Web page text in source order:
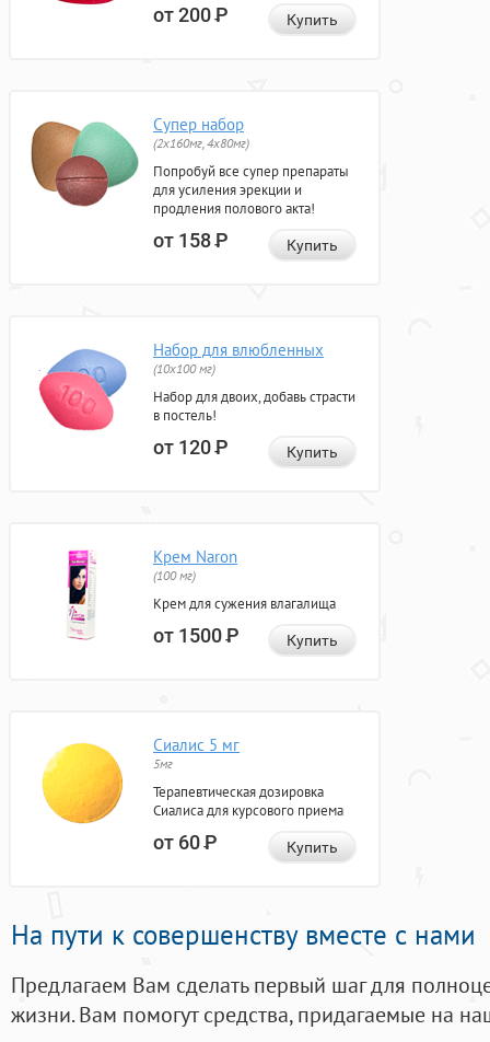
от 200Р Купить
Супер набор
(2х160мг, 4х80мг)
Попробуй все супер препараты
для усиления эрекции и
продления полового акта!
от 158Р Купить
Набор для влюбленных
(10х100 мг)
Набор для двоих, добавь страсти
в постель!
от 120Р Купить
Крем Naron
(100 мг)
Крем для сужения влагалища
от 1500Р Купить
Сиалис 5 мг
5мг
Терапевтическая дозировка
Сиалиса для курсового приема
от 60Р Купить
На пути к совершенству вместе с нами
Предлагаем Вам сделать первый шаг для
жизни. Вам помогут средства, придагаемые на